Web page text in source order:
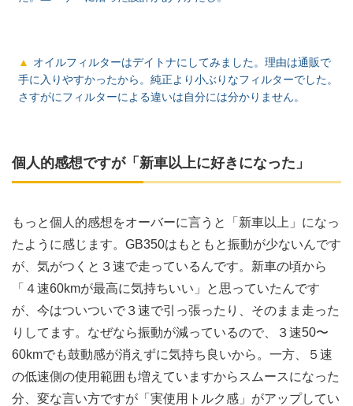
オイルフィルターはデイトナにしてみました。理由は通販で
手に入りやすかったから。純正より小ぶりなフィルターでした。
さすがにフィルターによる違いは自分には分かりません。
個人的感想ですが「新車以上に好きになった」
もっと個人的感想をオーバーに言うと「新車以上」になっ
たように感じます。GB350はもともと振動が少ないんです
が、気がつくと３速で走っているんです。新車の頃から
「４速60kmが最高に気持ちいい」と思っていたんです
が、今はついついで３速で引っ張ったり、そのまま走った
りしてます。なぜなら振動が減っているので、３速50〜
60kmでも鼓動感が消えずに気持ち良いから。一方、５速
の低速側の使用範囲も増えていますからスムースになった
分、変な言い方ですが「実使用トルク感」がアップしてい